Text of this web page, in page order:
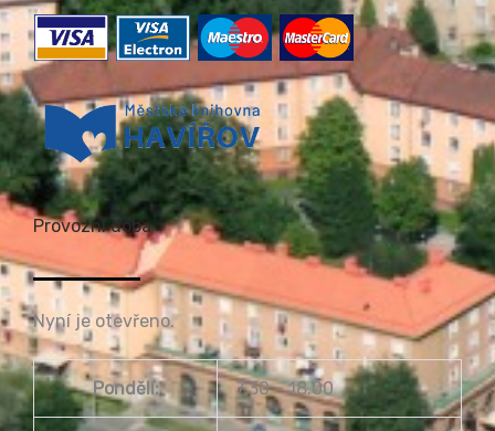
Provozní doba
Nyní je otevřeno.
Pondělí: 7.30 – 18.00